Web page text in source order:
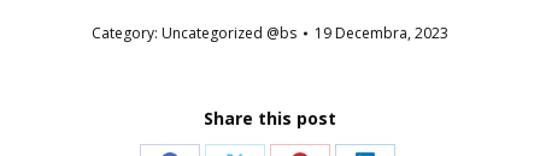
Category: Uncategorized @bs 19 Decembra, 2023
Share this post